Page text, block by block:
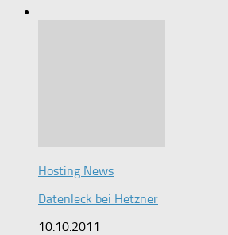
Hosting News
Datenleck bei Hetzner
10.10.2011